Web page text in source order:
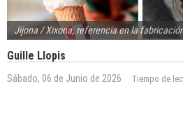
Jijona / Xixona, referencia en la
Guille Llopis
Sábado, 06 de Junio de 2026 Tiempo de